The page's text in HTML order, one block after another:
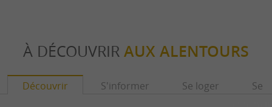
À DÉCOUVRIR AUX ALENTOURS
Découvrir S'informer Se loger Se